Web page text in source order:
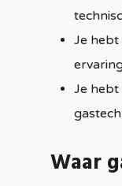
Je hebt
Je hebt
Waar